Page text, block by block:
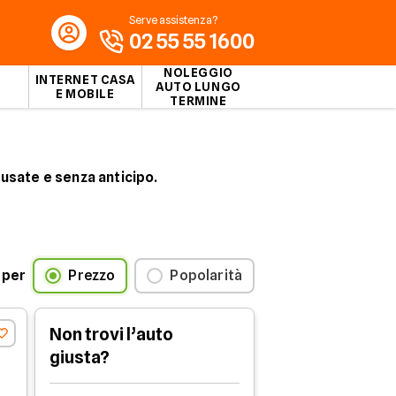
INTERNET CASA
E MOBILE
NOLEGGIO
AUTO LUNGO
TERMINE
Serve assistenza?
02 55 55 1600
e senza anticipo.
mesi, con possibilità dianticipo
per Prezzo Popolarità
Non trovi l’auto
giusta?